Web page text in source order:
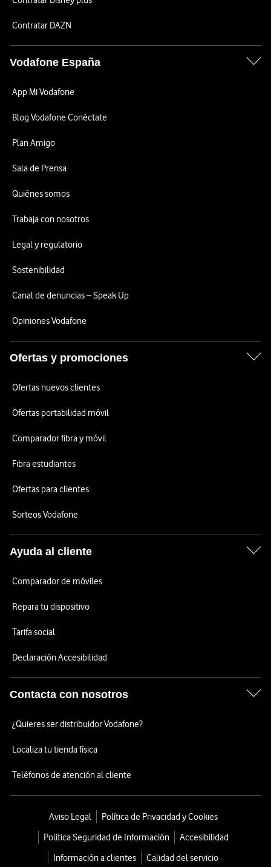
Contratar DAZN
Vodafone España
App Mi Vodafone
Blog Vodafone Conéctate
Plan Amigo
Sala de Prensa
Quiénes somos
Trabaja con nosotros
Legal y regulatorio
Sostenibilidad
Canal de denuncias – Speak Up
Opiniones Vodafone
Ofertas y promociones
Ofertas nuevos clientes
Ofertas portabilidad móvil
Comparador fibra y móvil
Fibra estudiantes
Ofertas para clientes
Sorteos Vodafone
Ayuda al cliente
Comparador de móviles
Repara tu dispositivo
Tarifa social
Declaración Accesibilidad
Contacta con nosotros
¿Quieres ser distribuidor Vodafone?
Localiza tu tienda física
Teléfonos de atención al cliente
Aviso Legal
Política de Privacidad y Cookies
Política Seguridad de Información
Accesibilidad
Información a clientes
Calidad del servicio